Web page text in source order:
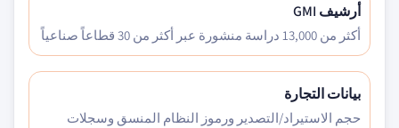
أرشيف GMI
أكثر من 13,000 دراسة منشورة عبر أكثر من 30 قطاعاً صناعياً
بيانات التجارة
حجم الاستيراد/التصدير ورموز النظام المنسق وسجلات